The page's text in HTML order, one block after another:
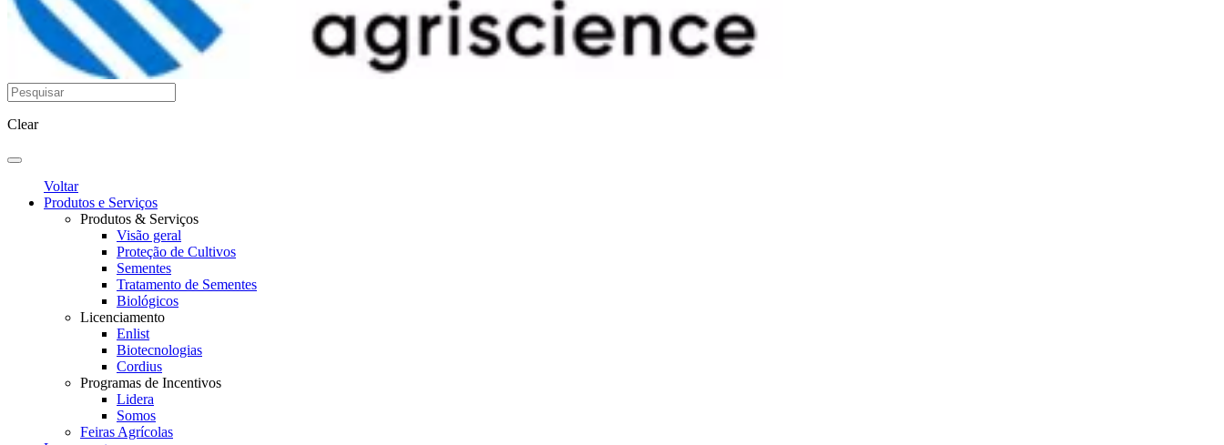
Clear
Voltar
Produtos e Serviços
Produtos & Serviços
Visão geral
Proteção de Cultivos
Sementes
Tratamento de Sementes
Biológicos
Licenciamento
Enlist
Biotecnologias
Cordius
Programas de Incentivos
Lidera
Somos
Feiras Agrícolas